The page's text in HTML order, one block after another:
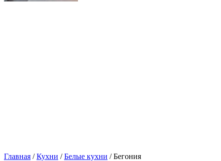
Главная /Кухни /Белые кухни / Бегония